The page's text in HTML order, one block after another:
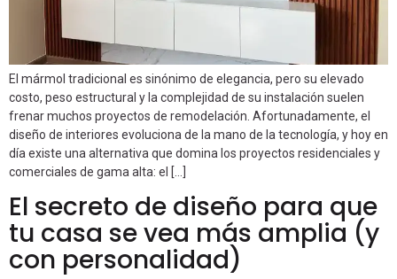
El mármol tradicional es sinónimo de elegancia, pero su elevado
costo, peso estructural y la complejidad de su instalación suelen
frenar muchos proyectos de remodelación. Afortunadamente, el
diseño de interiores evoluciona de la mano de la tecnología, y hoy en
día existe una alternativa que domina los proyectos residenciales y
comerciales de gama alta: el […]
El secreto de diseño para que
tu casa se vea más amplia (y
con personalidad)